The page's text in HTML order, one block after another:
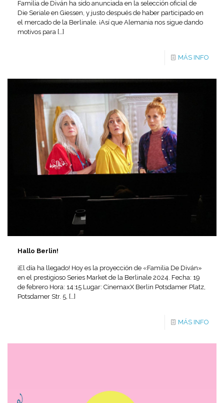
Familia de Diván ha sido anunciada en la selección oficial de
Die Seriale en Giessen, y justo después de haber participado en
el mercado de la Berlinale. ¡Así que Alemania nos sigue dando
motivos para […]
MÁS INFO
Hallo Berlin!
¡El día ha llegado! Hoy es la proyección de «Familia De Diván»
en el prestigioso Series Market de la Berlinale 2024. Fecha: 19
de febrero Hora: 14:15 Lugar: CinemaxX Berlin Potsdamer Platz,
Potsdamer Str. 5, […]
MÁS INFO